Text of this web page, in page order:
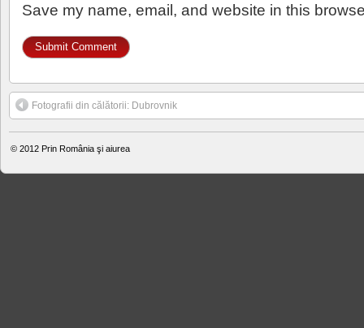
Save my name, email, and website in this
Fotografii din călătorii: Dubrovnik
© 2012 Prin România şi aiurea